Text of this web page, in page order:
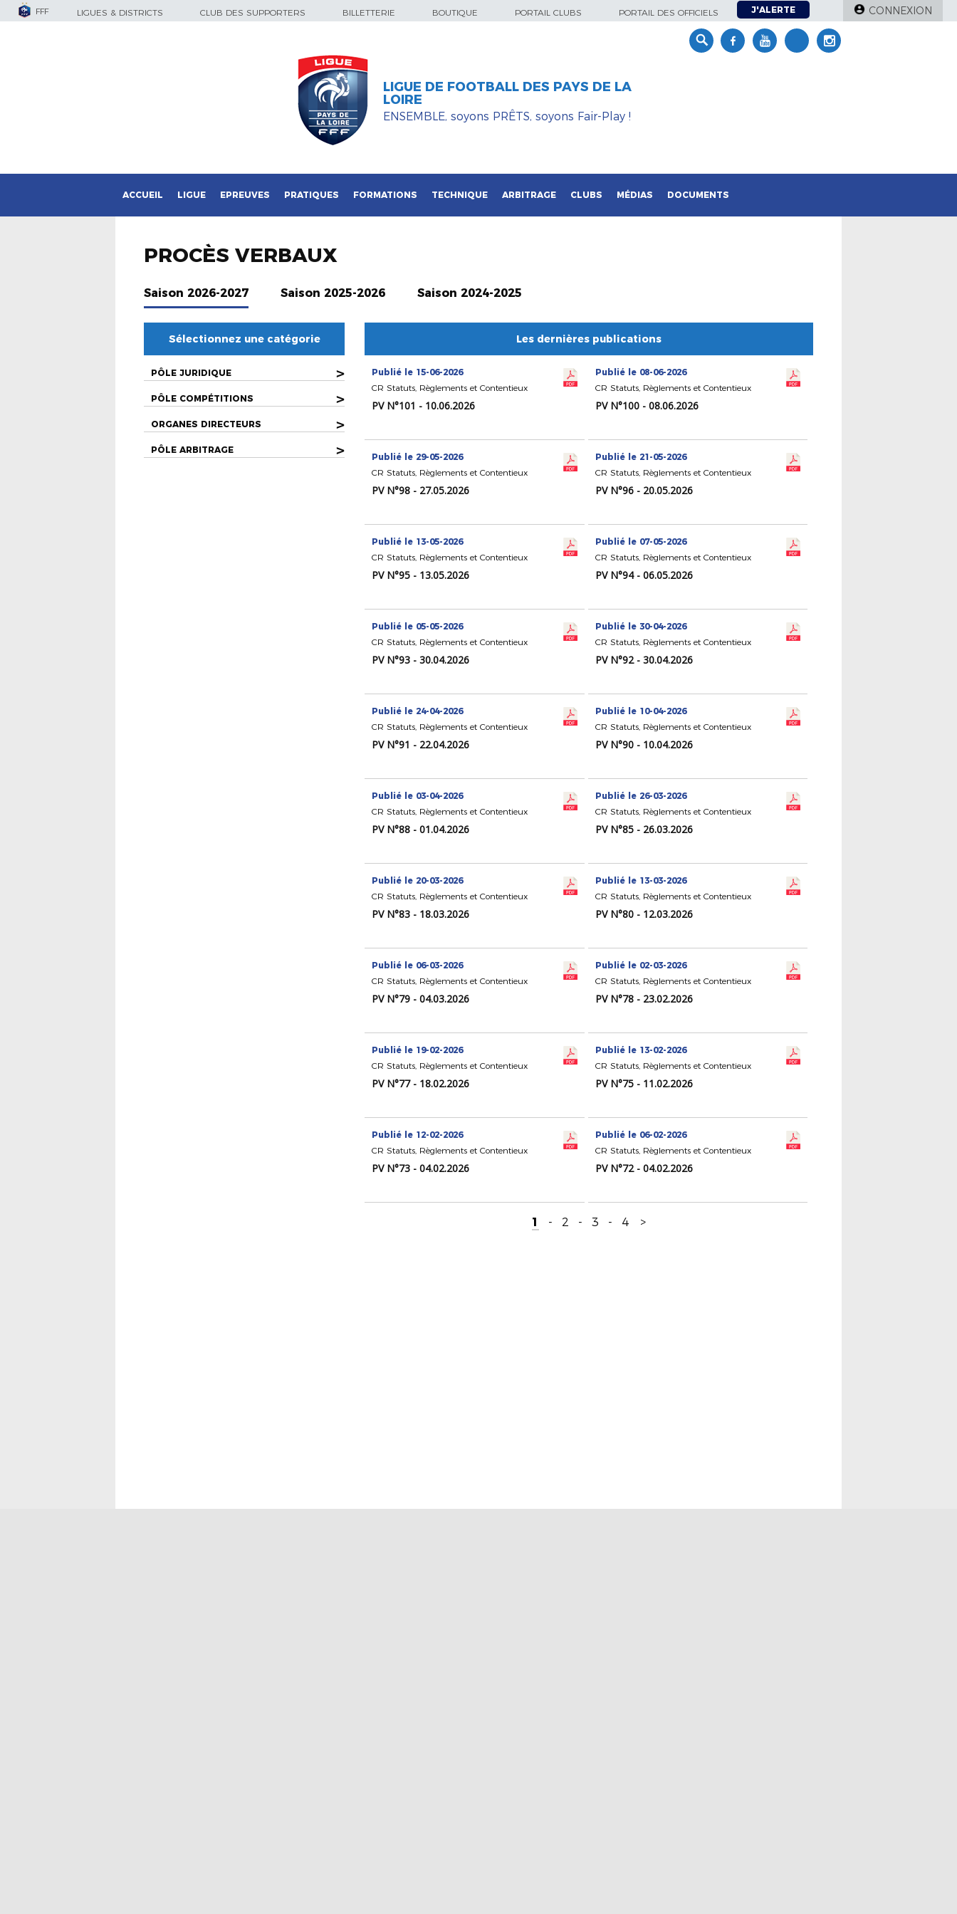
FFF LIGUES & DISTRICTS CLUB DES SUPPORTERS BILLETTERIE BOUTIQUE PORTAIL CLUBS PORTAIL DES OFFICIELS J'ALERTE CONNEXION
LIGUE DE FOOTBALL DES PAYS DE LA
LOIRE
ENSEMBLE, soyons PRÊTS, soyons Fair-Play !
ACCUEIL LIGUE EPREUVES PRATIQUES FORMATIONS TECHNIQUE ARBITRAGE CLUBS MÉDIAS DOCUMENTS
PROCÈS VERBAUX
Saison 2026-2027 Saison 2025-2026 Saison 2024-2025
Sélectionnez une catégorie
PÔLE JURIDIQUE >
PÔLE COMPÉTITIONS >
ORGANES DIRECTEURS >
PÔLE ARBITRAGE >
Les dernières publications
Publié le 15-06-2026
CR Statuts, Règlements et Contentieux
PV N°101 - 10.06.2026
Publié le 08-06-2026
CR Statuts, Règlements et Contentieux
PV N°100 - 08.06.2026
Publié le 29-05-2026
CR Statuts, Règlements et Contentieux
PV N°98 - 27.05.2026
Publié le 21-05-2026
CR Statuts, Règlements et Contentieux
PV N°96 - 20.05.2026
Publié le 13-05-2026
CR Statuts, Règlements et Contentieux
PV N°95 - 13.05.2026
Publié le 07-05-2026
CR Statuts, Règlements et Contentieux
PV N°94 - 06.05.2026
Publié le 05-05-2026
CR Statuts, Règlements et Contentieux
PV N°93 - 30.04.2026
Publié le 30-04-2026
CR Statuts, Règlements et Contentieux
PV N°92 - 30.04.2026
Publié le 24-04-2026
CR Statuts, Règlements et Contentieux
PV N°91 - 22.04.2026
Publié le 10-04-2026
CR Statuts, Règlements et Contentieux
PV N°90 - 10.04.2026
Publié le 03-04-2026
CR Statuts, Règlements et Contentieux
PV N°88 - 01.04.2026
Publié le 26-03-2026
CR Statuts, Règlements et Contentieux
PV N°85 - 26.03.2026
Publié le 20-03-2026
CR Statuts, Règlements et Contentieux
PV N°83 - 18.03.2026
Publié le 13-03-2026
CR Statuts, Règlements et Contentieux
PV N°80 - 12.03.2026
Publié le 06-03-2026
CR Statuts, Règlements et Contentieux
PV N°79 - 04.03.2026
Publié le 02-03-2026
CR Statuts, Règlements et Contentieux
PV N°78 - 23.02.2026
Publié le 19-02-2026
CR Statuts, Règlements et Contentieux
PV N°77 - 18.02.2026
Publié le 13-02-2026
CR Statuts, Règlements et Contentieux
PV N°75 - 11.02.2026
Publié le 12-02-2026
CR Statuts, Règlements et Contentieux
PV N°73 - 04.02.2026
Publié le 06-02-2026
CR Statuts, Règlements et Contentieux
PV N°72 - 04.02.2026
1 - 2 - 3 - 4 >